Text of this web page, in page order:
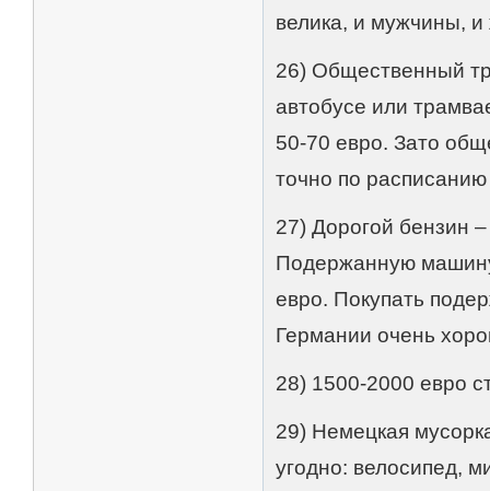
велика, и мужчины,
26) Общественный
автобусе или
50-70 евро. Зато
точно по расписанию
27) Дорогой бензин
Подержанную
евро. Покупать
Германии очень
28) 1500-2000 евро
29) Немецкая
угодно: велосипед,